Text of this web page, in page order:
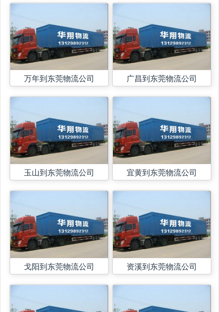
万年到东莞物流公司
玉山到东莞物流公司
戈阳到东莞物流公司
广昌到东莞物流公司
宜黄到东莞物流公司
资溪到东莞物流公司